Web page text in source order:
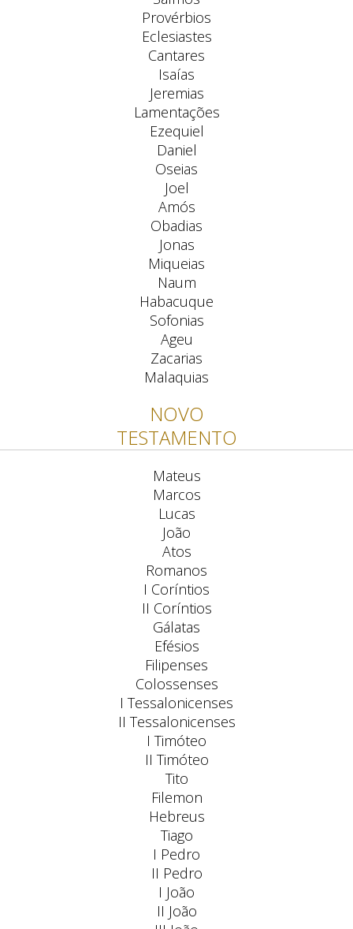
Provérbios
Eclesiastes
Cantares
Isaías
Jeremias
Lamentações
Ezequiel
Daniel
Oseias
Joel
Amós
Obadias
Jonas
Miqueias
Naum
Habacuque
Sofonias
Ageu
Zacarias
Malaquias
NOVO
TESTAMENTO
Mateus
Marcos
Lucas
João
Atos
Romanos
I Coríntios
II Coríntios
Gálatas
Efésios
Filipenses
Colossenses
I Tessalonicenses
II Tessalonicenses
I Timóteo
II Timóteo
Tito
Filemon
Hebreus
Tiago
I Pedro
II Pedro
I João
II João